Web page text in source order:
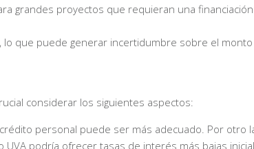
grandes proyectos que requieran una
que puede generar incertidumbre sobre el
considerar los siguientes aspectos:
personal puede ser más adecuado. Por otro
podría ofrecer tasas de interés más bajas